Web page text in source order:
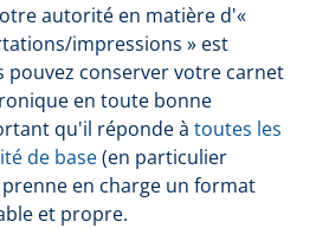
autorité en matière d'«
impressions » est
pouvez conserver votre carnet
en toute bonne
qu'il réponde à toutes les
de base(en particulier
prenne en charge un format
et propre.